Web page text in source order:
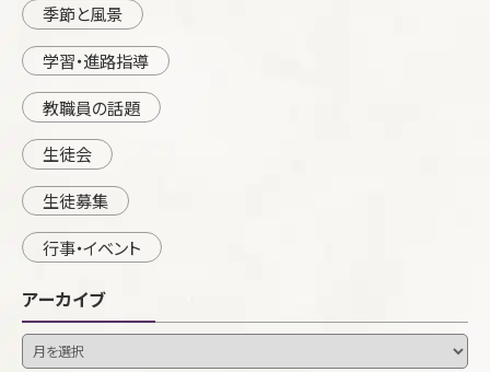
季節と風景
学習・進路指導
教職員の話題
生徒会
生徒募集
行事・イベント
アーカイブ